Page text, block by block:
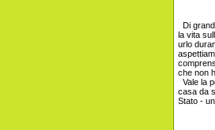
Di
la vita
urlo
che non
Vale la
casa da
Stato -